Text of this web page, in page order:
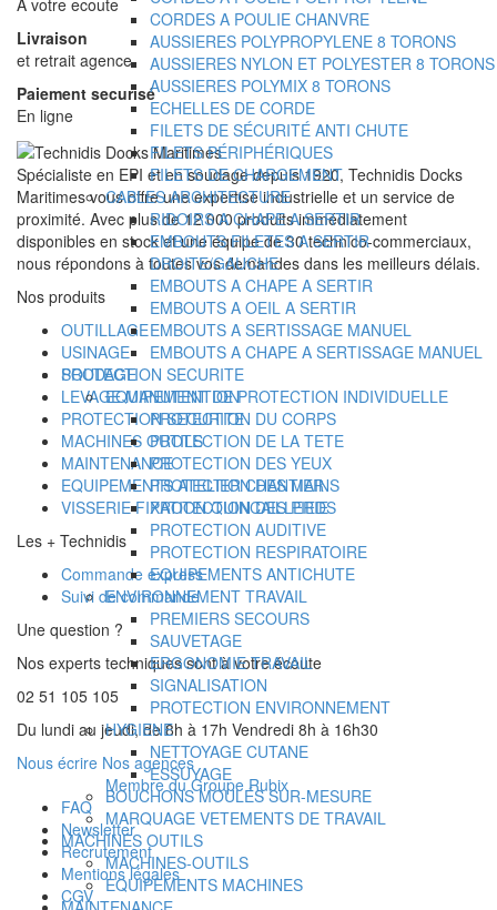
CORDES A POULIE CHANVRE
AUSSIERES POLYPROPYLENE 8 TORONS
AUSSIERES NYLON ET POLYESTER 8 TORONS
AUSSIERES POLYMIX 8 TORONS
ECHELLES DE CORDE
FILETS DE SÉCURITÉ ANTI CHUTE
FILETS PÉRIPHÉRIQUES
FILETS DE CHARGEMENT
CABLES ARCHITECTURE
RIDOIRS A CHAPE A SERTIR
EMBOUTS FILETES A SERTIR
DROITE/GAUCHE
EMBOUTS A CHAPE A SERTIR
EMBOUTS A OEIL A SERTIR
EMBOUTS A SERTISSAGE MANUEL
EMBOUTS A CHAPE A SERTISSAGE MANUEL
PROTECTION SECURITE
EQUIPEMENT DE PROTECTION INDIVIDUELLE
PROTECTION DU CORPS
PROTECTION DE LA TETE
PROTECTION DES YEUX
PROTECTION DES MAINS
PROTECTION DES PIEDS
PROTECTION AUDITIVE
PROTECTION RESPIRATOIRE
EQUIPEMENTS ANTICHUTE
ENVIRONNEMENT TRAVAIL
PREMIERS SECOURS
SAUVETAGE
ERGONOMIE TRAVAIL
SIGNALISATION
PROTECTION ENVIRONNEMENT
HYGIENE
NETTOYAGE CUTANE
ESSUYAGE
BOUCHONS MOULÉS SUR-MESURE
MARQUAGE VETEMENTS DE TRAVAIL
MACHINES OUTILS
MACHINES-OUTILS
EQUIPEMENTS MACHINES
A votre ecoute
Livraison
et retrait agence
Paiement securisé
En ligne
Spécialiste en EPI et en soudage depuis 1920, Technidis Docks
Maritimes vous offre une expertise industrielle et un service de
proximité. Avec plus de 12 000 produits immédiatement
disponibles en stock et une équipe de 30 technico-commerciaux,
nous répondons à toutes vos demandes dans les meilleurs délais.
Nos produits
OUTILLAGE
USINAGE
SOUDAGE
LEVAGE MANUTENTION
PROTECTION SECURITE
MACHINES OUTILS
MAINTENANCE
EQUIPEMENTS ATELIER CHANTIER
VISSERIE FIXATION QUINCAILLERIE
Les + Technidis
Commande express
Suivi de commande
Une question ?
Nos experts techniques sont à votre écoute
02 51 105 105
Du lundi au jeudi, de 8h à 17h Vendredi 8h à 16h30
Nous écrire Nos agences
Membre du Groupe Rubix
FAQ
Newsletter
Recrutement
Mentions légales
CGV